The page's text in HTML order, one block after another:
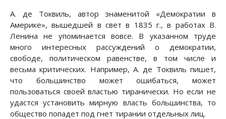
А. де Токвиль, автор знаменитой «Демократии в
Америке», вышедшей в свет в 1835 г., в работах В.
Ленина не упоминается вовсе. В указанном труде
много интересных рассуждений о демократии,
свободе, политическом равенстве, в том числе и
весьма критических. Например, А. де Токвиль пишет,
что большинство может ошибаться, может
пользоваться своей властью тиранически. Но если не
удастся установить мирную власть большинства, то
общество попадет под гнет тирании отдельных лиц.